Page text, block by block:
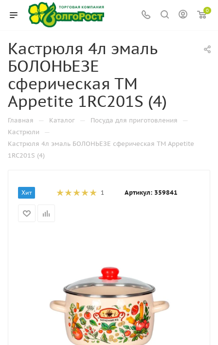
0
Кастрюля 4л эмаль
БОЛОНЬЕЗЕ
сферическая ТМ
Appetite 1RC201S (4)
Главная — Каталог — Посуда для приготовления —
Кастрюли —
Кастрюля 4л эмаль БОЛОНЬЕЗЕ сферическая ТМ Appetite
1RC201S (4)
Хит 1 Артикул: 359841